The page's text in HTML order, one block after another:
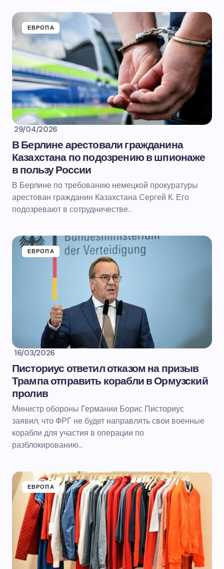
ЕВРОПА
29/04/2026
В Берлине арестовали гражданина
Казахстана по подозрению в шпионаже
в пользу России
В Берлине по требованию немецкой прокуратуры
арестован гражданин Казахстана Сергей К. Его
подозревают в сотрудничестве…
ЕВРОПА
16/03/2026
Писториус ответил отказом на призыв
Трампа отправить корабли в Ормузский
пролив
Министр обороны Германии Борис Писториус
заявил, что ФРГ не будет направлять свои военные
корабли для участия в операции по
разблокированию…
ЕВРОПА